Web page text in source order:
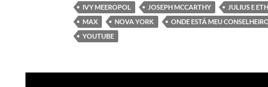
IVY MEEROPOL
JOSEPH MCCARTHY JULIUS E
MAX
NOVA YORK ONDE ESTÁ MEU
YOUTUBE